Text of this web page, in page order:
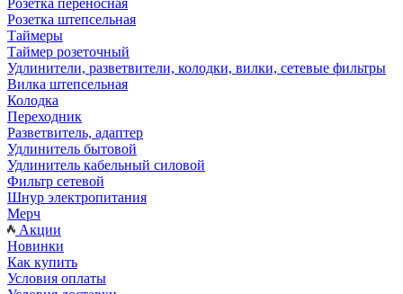
Розетка переносная
Розетка штепсельная
Таймеры
Таймер розеточный
Удлинители, разветвители, колодки, вилки, сетевые фильтры
Вилка штепсельная
Колодка
Переходник
Разветвитель, адаптер
Удлинитель бытовой
Удлинитель кабельный силовой
Фильтр сетевой
Шнур электропитания
Мерч
Акции
Новинки
Как купить
Условия оплаты